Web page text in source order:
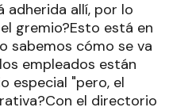
adherida allí, por lo
gremio?Esto está en
sabemos cómo se va
empleados están
especial "pero, el
el directorio